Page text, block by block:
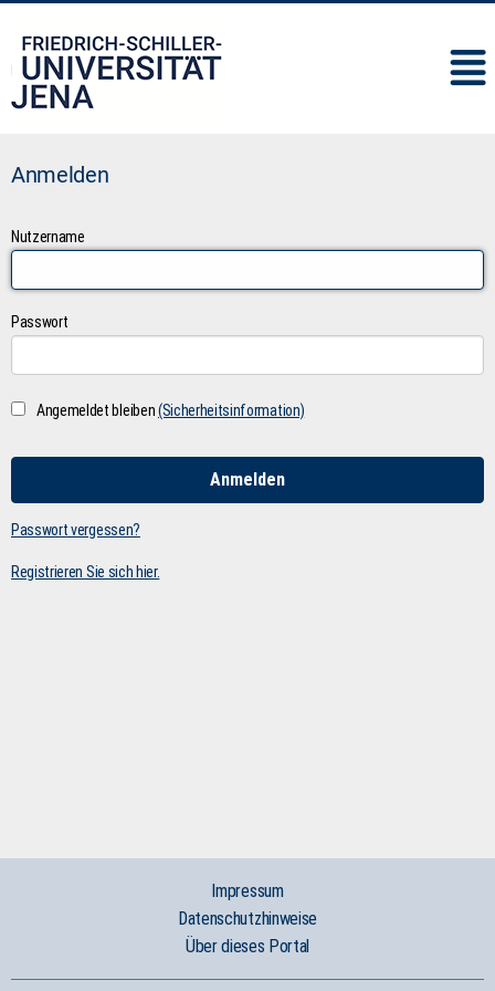
Anmelden
Nutzername
Passwort
Angemeldet bleiben(Sicherheitsinformation)
Passwort vergessen?
Registrieren Sie sich hier.
Impressum
Datenschutzhinweise
Über dieses Portal